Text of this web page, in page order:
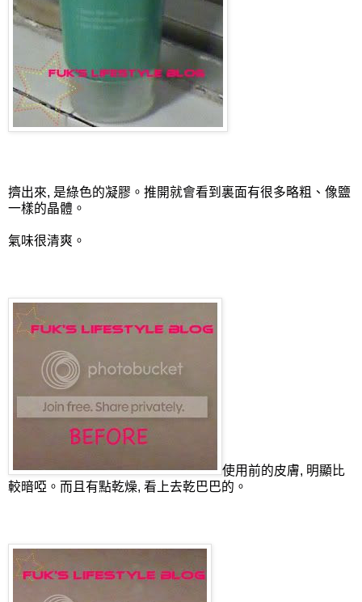
擠出來, 是綠色的凝膠。推開就會看到裏面有很多略粗、像鹽
一樣的晶體。
氣味很清爽。
使用前的皮膚, 明顯比
較暗啞。而且有點乾燥, 看上去乾巴巴的。